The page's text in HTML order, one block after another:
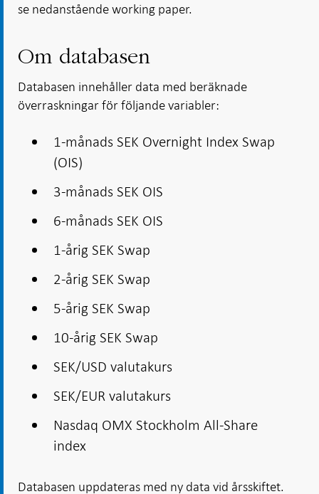
se nedanstående working paper.
Om databasen
Databasen innehåller data med beräknade
överraskningar för följande variabler:
1-månads SEK Overnight Index Swap
(OIS)
3-månads SEK OIS
6-månads SEK OIS
1-årig SEK Swap
2-årig SEK Swap
5-årig SEK Swap
10-årig SEK Swap
SEK/USD valutakurs
SEK/EUR valutakurs
Nasdaq OMX Stockholm All-Share
index
Databasen uppdateras med ny data vid årsskiftet.